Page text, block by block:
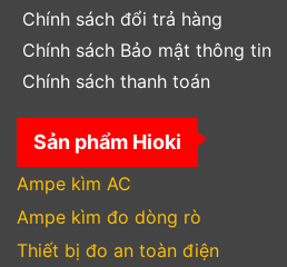
Chính sách đổi trả hàng
Chính sách Bảo mật thông tin
Chính sách thanh toán
Sản phẩm Hioki
Ampe kìm AC
Ampe kìm đo dòng rò
Thiết bị đo an toàn điện